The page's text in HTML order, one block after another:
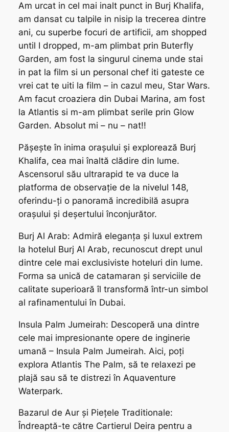
Am urcat in cel mai inalt punct in Burj Khalifa,
am dansat cu talpile in nisip la trecerea dintre
ani, cu superbe focuri de artificii, am shopped
until I dropped, m-am plimbat prin Buterfly
Garden, am fost la singurul cinema unde stai
in pat la film si un personal chef iti gateste ce
vrei cat te uiti la film – in cazul meu, Star Wars.
Am facut croaziera din Dubai Marina, am fost
la Atlantis si m-am plimbat serile prin Glow
Garden. Absolut mi – nu – nat!!
Pășește în inima orașului și explorează Burj
Khalifa, cea mai înaltă clădire din lume.
Ascensorul său ultrarapid te va duce la
platforma de observație de la nivelul 148,
oferindu-ți o panoramă incredibilă asupra
orașului și deșertului înconjurător.
Burj Al Arab: Admiră eleganța și luxul extrem
la hotelul Burj Al Arab, recunoscut drept unul
dintre cele mai exclusiviste hoteluri din lume.
Forma sa unică de catamaran și serviciile de
calitate superioară îl transformă într-un simbol
al rafinamentului în Dubai.
Insula Palm Jumeirah: Descoperă una dintre
cele mai impresionante opere de inginerie
umană – Insula Palm Jumeirah. Aici, poți
explora Atlantis The Palm, să te relaxezi pe
plajă sau să te distrezi în Aquaventure
Waterpark.
Bazarul de Aur și Piețele Traditionale:
Îndreaptă-te către Cartierul Deira pentru a